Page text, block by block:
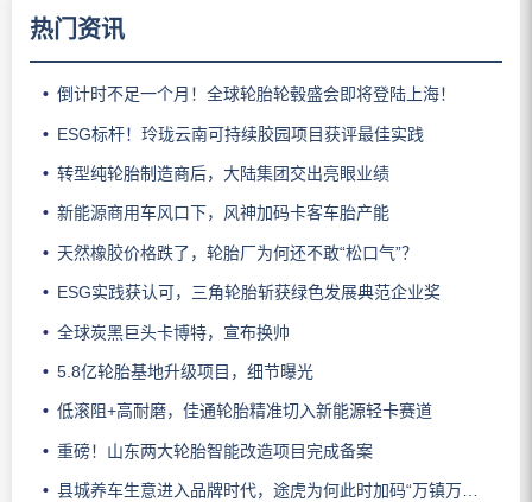
热门资讯
倒计时不足一个月！全球轮胎轮毂盛会即将登陆上海！
ESG标杆！玲珑云南可持续胶园项目获评最佳实践
转型纯轮胎制造商后，大陆集团交出亮眼业绩
新能源商用车风口下，风神加码卡客车胎产能
天然橡胶价格跌了，轮胎厂为何还不敢“松口气”？
ESG实践获认可，三角轮胎斩获绿色发展典范企业奖
全球炭黑巨头卡博特，宣布换帅
5.8亿轮胎基地升级项目，细节曝光
低滚阻+高耐磨，佳通轮胎精准切入新能源轻卡赛道
重磅！山东两大轮胎智能改造项目完成备案
县城养车生意进入品牌时代，途虎为何此时加码“万镇万店”？